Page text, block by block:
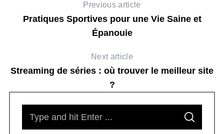
Previous article
Pratiques Sportives pour une Vie Saine et
Épanouie
Next article
Streaming de séries : où trouver le meilleur site
?
S
A